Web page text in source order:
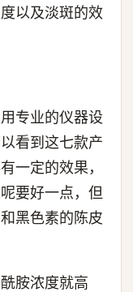
以及淡斑的效
专业的仪器设
看到这七款产
一定的效果，
要好一点，但
黑色素的陈皮
胺浓度就高